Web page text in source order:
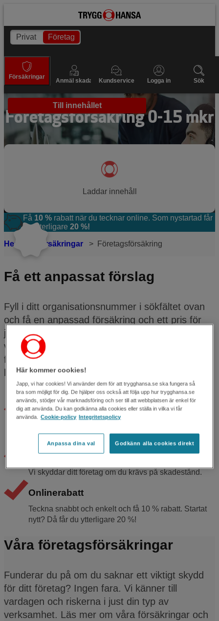
Till innehållet
Privat Företag
Försäkringar
Anmäl skada Kundservice Logga in Sök
Företagsförsäkring 0-15 mkr
Laddar innehåll
Få 10 % rabatt när du tecknar online. Som nystartad får
du ytterligare 20 %!
Hem Försäkringar Företagsförsäkring
Få ett anpassat förslag
Fyll i ditt organisationsnummer i sökfältet ovan
och få en anpassad försäkring och ett pris för
just ditt företag. Visar det sig att du har en
verksamhet som det inte går att teckna en
försäkring för online?
lösningar som passar de flesta
En vardag utan avbrott
om något oväntat händer.
Ansvarsförsäkring
Vi skyddar ditt företag om du krävs på skadestånd.
Onlinerabatt
Teckna snabbt och enkelt och få 10 % rabatt. Startat
nytt? Då får du ytterligare 20 %!
Våra företagsförsäkringar
Funderar du på om du saknar ett viktigt skydd
för ditt företag? Ingen fara. Vi känner till
vardagen och riskerna i just din typ av
verksamhet. Läs mer om våra försäkringar och
Här kommer cookies!
Japp, vi har cookies! Vi använder dem för att trygghansa.se ska fungera så
bra som möjligt för dig. De hjälper oss också att följa upp hur trygghansa.se
används, stödjer vår marknadsföring och ser till att webbplatsen är enkel för
dig att använda. Du kan godkänna alla cookies eller ställa in vilka vi får
använda. Cookie-policy Integritetspolicy
Anpassa dina val Godkänn alla cookies direkt